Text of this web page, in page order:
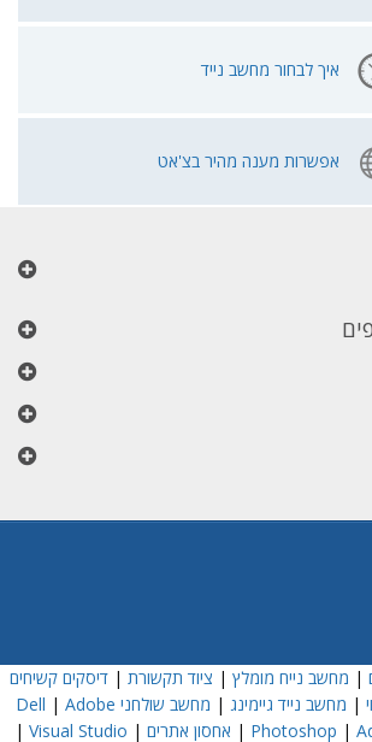
איך לבחור מחשב נייד
אפשרות מענה מהיר בצ'אט
| מחשב נייח מומלץ | ציוד תקשורת |דיסקים קשיחים
| מחשב נייד גיימינג | מחשב שולחני Dell | Adobe
Photoshop |
| אחסון אתרים |
Visual Studio
|